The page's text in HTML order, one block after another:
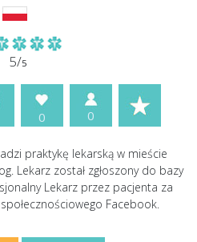
5/5
0 0
praktykę lekarską w mieście
Lekarz został zgłoszony do bazy
Lekarz przez pacjenta za
Facebook.